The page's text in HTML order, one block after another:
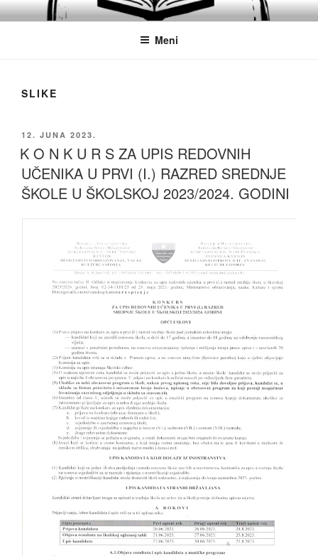
Idi
na
JU SREDNJA POLITEHNIČKA
ŠKOLA MOSTAR
Obrazovanje
Meni
SLIKE
OBJAVLJENO
12. JUNA 2023.
K O N K U R S ZA UPIS REDOVNIH
UČENIKA U PRVI (I.) RAZRED SREDNJE
ŠKOLE U ŠKOLSKOJ 2023/2024. GODINI